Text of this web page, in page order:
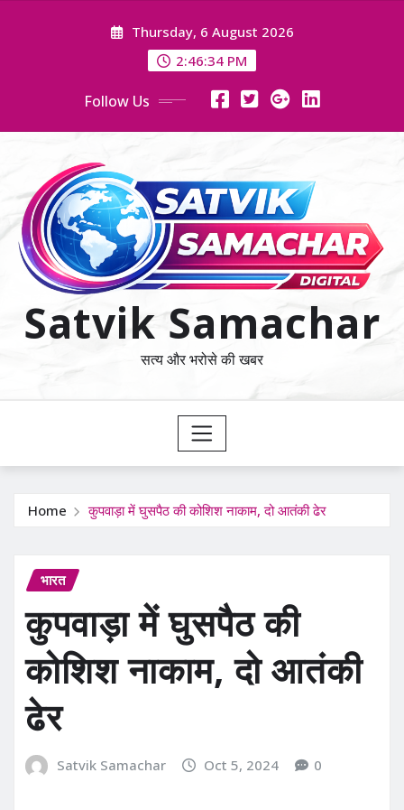
Thursday, 6 August 2026
2:46:35 PM
Follow Us
Satvik Samachar
सत्य और भरोसे की खबर
Home कुपवाड़ा में घुसपैठ की कोशिश नाकाम, दो आतंकी ढेर
भारत
कुपवाड़ा में घुसपैठ की
कोशिश नाकाम, दो आतंकी
ढेर
Satvik Samachar Oct 5, 2024 0